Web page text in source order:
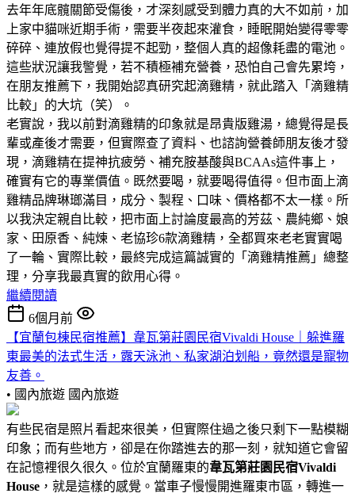
去年年底髖關節受傷後，才深刻感受到體力真的大不如前，加
上家中貓咪近期手術，需要半夜起來灌食，睡眠開始變得零零
碎碎、連放假也覺得提不起勁，整個人真的超像耗盡的電池。
這些狀況讓我警覺，若不積極補充營養，恐怕自己會先累垮，
在朋友推薦下，我開始認真研究起滴雞精，就此踏入「滴雞精
比較」的大坑（笑）。
老實說，我以前對滴雞精的印象就是昂貴版雞湯，總覺得是長
輩或產後才需要，但實際查了資料、也諮詢營養師朋友後才發
現，滴雞精在提神抗疲勞、補充胺基酸與BCAAs這件事上，
確實有它的專業價值。既然要喝，就要喝得值得。但市面上滴
雞精品牌琳瑯滿目，成分、製程、口味、價格都不太一樣。所
以我決定親自比較，把市面上討論度最高的芳茲、農純鄉、娘
家、田原香、純煉、老協珍6款滴雞精，全都買來老老實實喝
了一輪、實際比較，最終完成這篇誠實的「滴雞精推薦」總整
理，分享我最真實的飲用心得。
繼續閱讀
6個月前
【宜蘭包棟民宿推薦】韋瓦第莊園民宿Vivaldi House｜躲進羅
東最美的法式生活，露天泳池、私家湖泊划船，竟然還是寵物
友善。
• 國內旅遊 國內旅遊
有些民宿是照片看起來很美，但實際住過之後只剩下一點模糊
印象；而有些地方，卻是在你踏進去的那一刻，就知道它會留
在記憶裡很久很久。位於宜蘭羅東的韋瓦第莊園民宿Vivaldi
House ，就是這樣的感覺。當車子慢慢開進羅東市區，轉進一